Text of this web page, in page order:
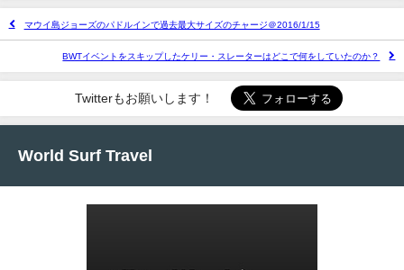
マウイ島ジョーズのパドルインで過去最大サイズのチャージ＠2016/1/15
BWTイベントをスキップしたケリー・スレーターはどこで何をしていたのか？
Twitterもお願いします！
World Surf Travel